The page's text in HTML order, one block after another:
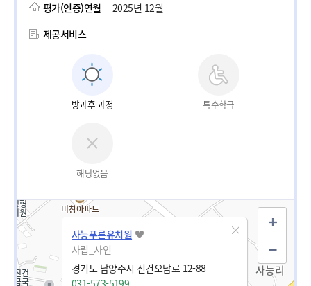
평가(인증)연월
2025년 12월
제공서비스
방과후 과정 특수학급
해당없음
사능푸른유치원
사립_사인
경기도 남양주시 진건오남로 12-88
031-573-5199